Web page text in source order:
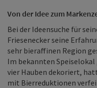
Von der Idee zum
Bei der Ideensuche für
Friesenecker seine
sehr bieraffinen Region
Im bekannten
vier Hauben dekoriert,
mit Bierreduktionen